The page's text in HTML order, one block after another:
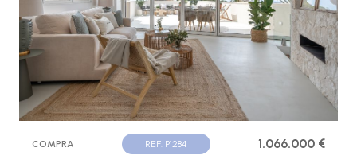
COMPRA REF. P1284 1.066.000 €